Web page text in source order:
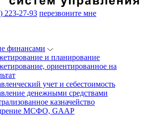
223-27-93 перезвоните мне
финансами
и планирование
ориентированное на
учет и себестоимость
денежными средствами
казначейство
МСФО, GAAP